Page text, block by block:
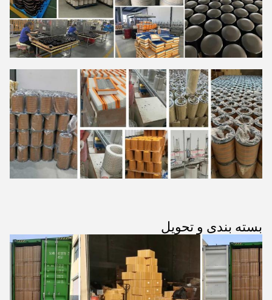
بسته بندی و تحویل